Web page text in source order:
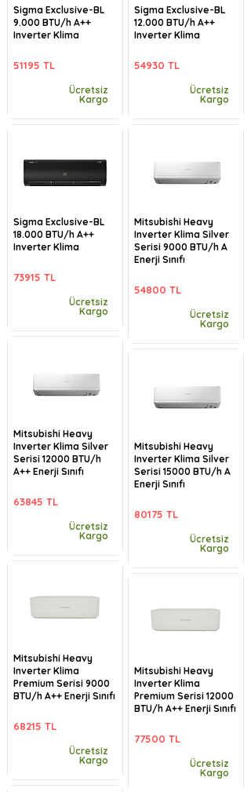
Sigma Exclusive-BL
9.000 BTU/h A++
Inverter Klima
51195 TL
Ücretsiz
Kargo
Sigma Exclusive-BL
18.000 BTU/h A++
Inverter Klima
73915 TL
Ücretsiz
Kargo
Mitsubishi Heavy
Inverter Klima Silver
Serisi 12000 BTU/h
A++ Enerji Sınıfı
63845 TL
Ücretsiz
Kargo
Mitsubishi Heavy
Inverter Klima
Premium Serisi 9000
BTU/h A++ Enerji Sınıfı
68215 TL
Ücretsiz
Kargo
Sigma Exclusive-BL
12.000 BTU/h A++
Inverter Klima
54930 TL
Ücretsiz
Kargo
Mitsubishi Heavy
Inverter Klima Silver
Serisi 9000 BTU/h A
Enerji Sınıfı
54800 TL
Ücretsiz
Kargo
Mitsubishi Heavy
Inverter Klima Silver
Serisi 15000 BTU/h A
Enerji Sınıfı
80175 TL
Ücretsiz
Kargo
Mitsubishi Heavy
Inverter Klima
Premium Serisi 12000
BTU/h A++ Enerji Sınıfı
77500 TL
Ücretsiz
Kargo